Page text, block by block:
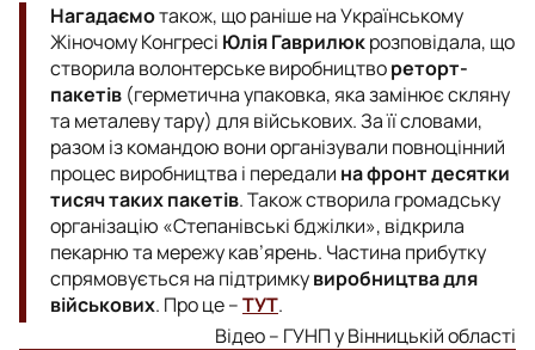
Нагадаємотакож, що раніше на Українському
Жіночому Конгресі Юлія Гаврилюкрозповідала, що
створила волонтерське виробництвореторт-
пакетів (герметична упаковка, яка замінює скляну
та металеву тару) для військових. За її словами,
разом із командою вони організували повноцінний
процес виробництва і передали на фронт десятки
тисяч таких пакетів. Також створила громадську
організацію «Степанівські бджілки», відкрила
пекарню та мережу кав’ярень. Частина прибутку
спрямовується на підтримкувиробництва для
військових. Про це –ТУТ.
Відео – ГУНП у Вінницькій області